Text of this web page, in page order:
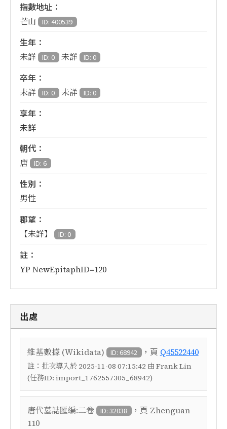
指數地址：
芒山 ID: 400539
生年：
未詳 ID: 0 未詳 ID: 0
卒年：
未詳 ID: 0 未詳 ID: 0
享年：
未詳
朝代：
唐 ID: 6
性別：
男性
郡望：
【未詳】 ID: 0
註：
YP NewEpitaphID=120
出處
維基數據 (Wikidata) ID: 68942 ，頁 Q45522440
註： 批次導入於 2025-11-08 07:15:42 由 Frank Lin
(任務ID: import_1762557305_68942)
唐代墓誌匯編:二卷 ID: 32038 ，頁 Zhenguan
110